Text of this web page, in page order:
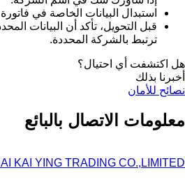
استبدال البيانات الخاصة في
قبل التحويل، تأكد أن البيانات
ترتبط بالشركة المحددة.
هل اكتشفت أي احتيال؟
أخبرنا بذلك
نصائح للأمان
معلومات الاتصال بالبائع
KAI YING TRADING CO.,LIMITED